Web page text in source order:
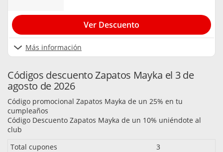
Más información
Ver Descuento
Códigos descuento Zapatos Mayka el 3 de
agosto de 2026
Código promocional Zapatos Mayka de un 25% en tu
cumpleaños
Código Descuento Zapatos Mayka de un 10% uniéndote al
club
Total cupones
3